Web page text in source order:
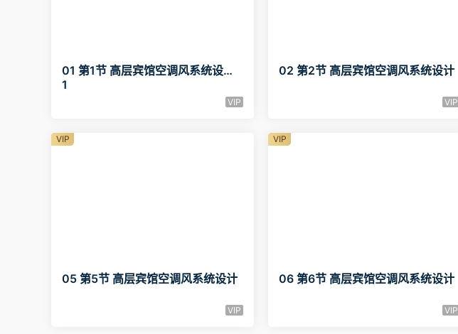
01 第1节 高层宾馆空调风系统设计0
1
VIP
02 第2节 高层宾馆空调风系统设计
VIP
05 第5节 高层宾馆空调风系统设计
VIP
VIP
06 第6节 高层宾馆空调风系统设计
VIP
VIP